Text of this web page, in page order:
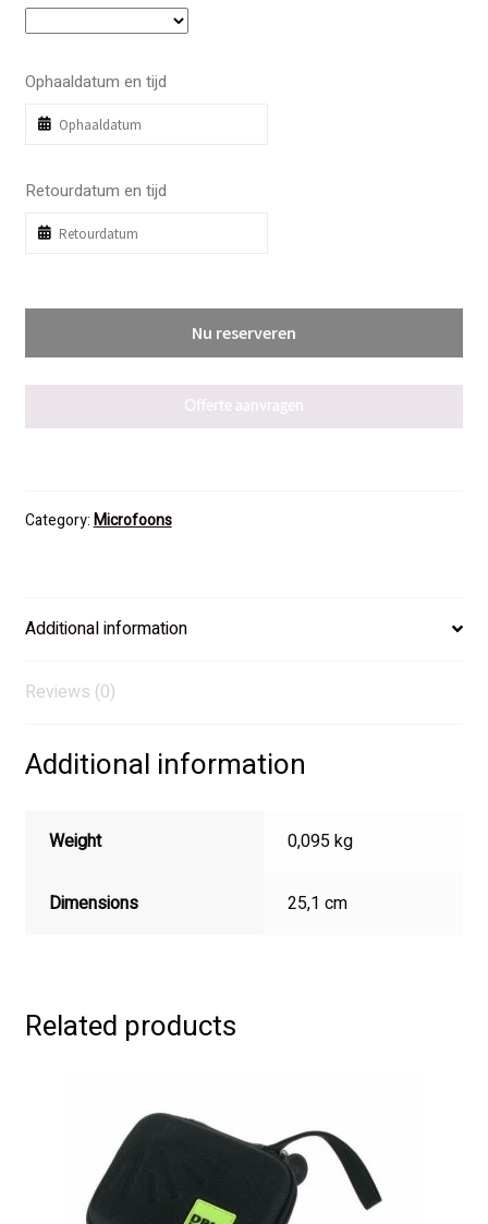
Ophaaldatum en tijd
Retourdatum en tijd
Nu reserveren
Offerte aanvragen
Category:Microfoons
Additional information
Reviews (0)
Additional information
Weight 0,095 kg
Dimensions 25,1 cm
Related products